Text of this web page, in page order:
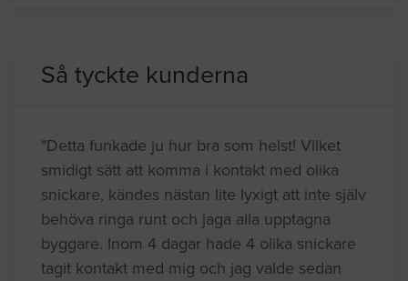
Så tyckte kunderna
"Detta funkade ju hur bra som helst! Vilket
smidigt sätt att komma i kontakt med olika
snickare, kändes nästan lite lyxigt att inte själv
behöva ringa runt och jaga alla upptagna
byggare. Inom 4 dagar hade 4 olika snickare
tagit kontakt med mig och jag valde sedan